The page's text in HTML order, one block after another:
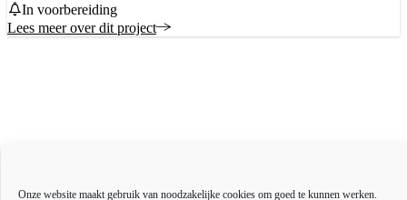
Onze website maakt gebruik van noodzakelijke cookies om goed te kunnen werken.
Status
In voorbereiding
Lees meer over dit project
Bestuur en organisatie